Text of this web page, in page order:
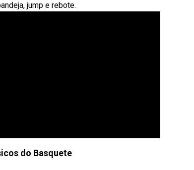
jump e rebote.
do Basquete